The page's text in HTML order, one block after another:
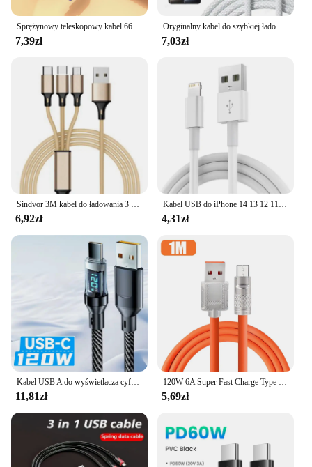
Sprężynowy teleskopowy kabel 66W 5A do szybkiego ładowania danych USB 3A Micro Car Ładowarka do telefonu iPhone13 14 Pro Sumsung Xiaomi POCO
7,39zł
Oryginalny kabel do szybkiej ładowarki PD USB-C na USB C o mocy 60 W do Apple iPhone 16 Pro Max 15 Plus typu C Szybkie ładowanie dla Xiaomi Samsung
7,03zł
Sindvor 3M kabel do ładowania 3 w 1 USB typu C ładowarka przewód do iPhone 15 14 Pro Max Samsung Galaxy Xiaomi 12
6,92zł
Kabel USB do iPhone 14 13 12 11 Pro Max Mini 6 7 8 Plus XS X XR SE iPad 20W Przewód do szybkiego ładowania danych 0,25M 1M 2M
4,31zł
Kabel USB A do wyświetlacza cyfrowego typu C o mocy 120 W do iPhone'a 15 Xiaomi 14 HUAWEI Macbook iPad Szybkie ładowanie PD Kabel USB C do C
11,81zł
120W 6A Super Fast Charge Type C Liquid Silicone Cable Quick Charge 2M USB Cable Usb C Charger Kabel do Huawei Samsung Xiaomi
5,69zł